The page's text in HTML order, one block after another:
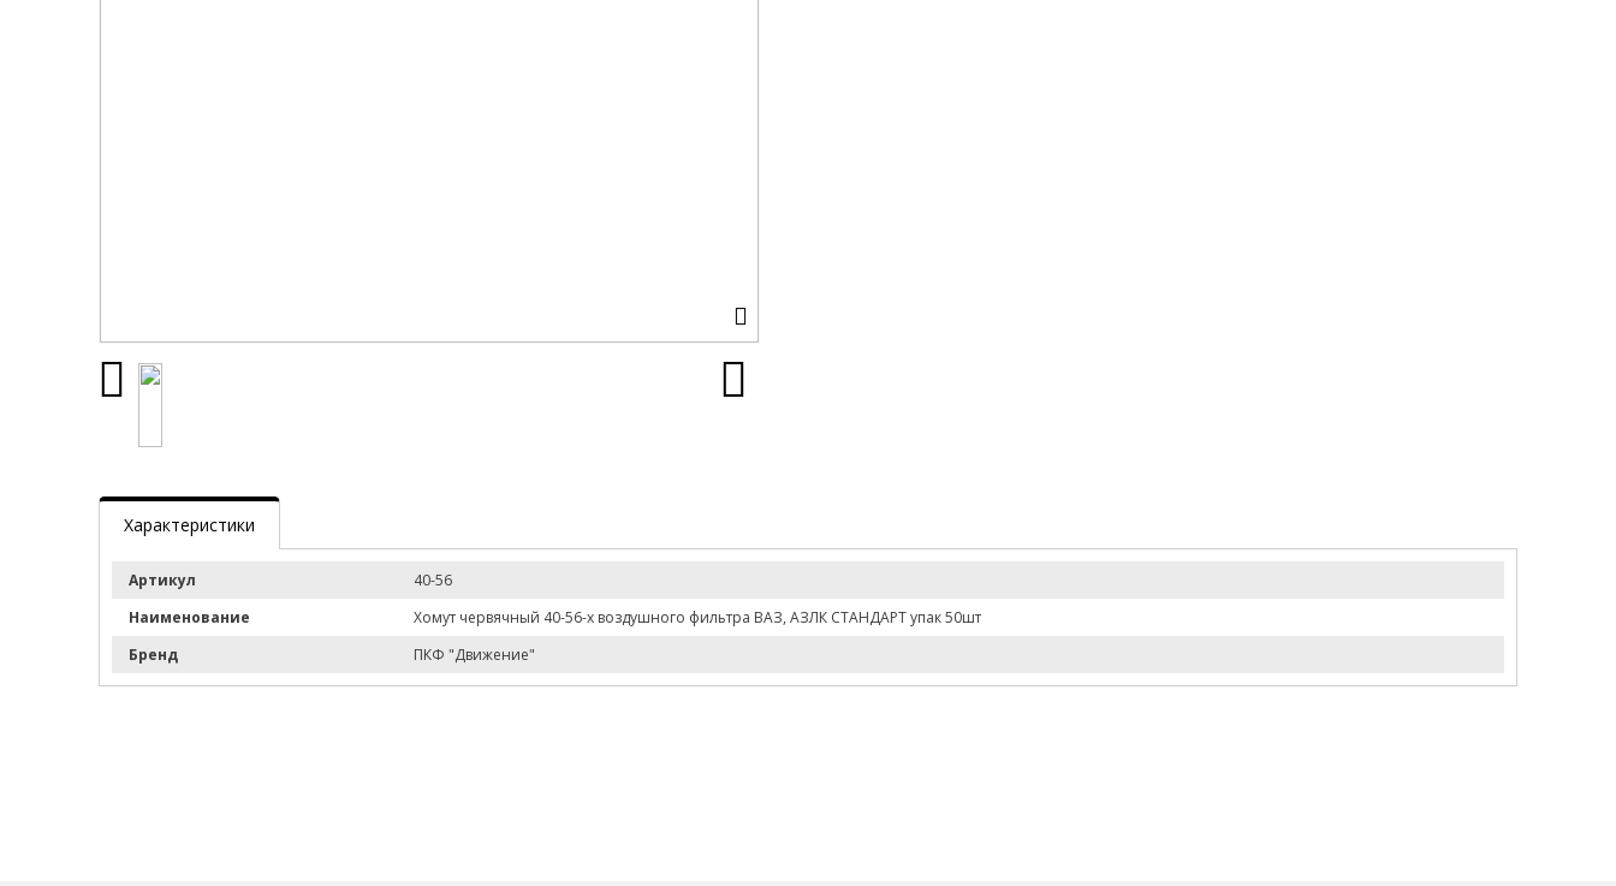
Характеристики
Артикул
40-56
Наименование
Хомут червячный 40-56-х воздушного фильтра ВАЗ, АЗЛК СТАНДАРТ упак 50шт
Бренд
ПКФ "Движение"